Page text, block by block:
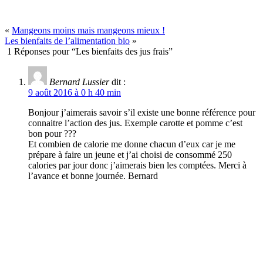
« Mangeons moins mais mangeons mieux !
Les bienfaits de l’alimentation bio »
1 Réponses pour “Les bienfaits des jus frais”
Bernard Lussier dit :
9 août 2016 à 0 h 40 min
Bonjour j’aimerais savoir s’il existe une bonne référence pour
connaitre l’action des jus. Exemple carotte et pomme c’est
bon pour ???
Et combien de calorie me donne chacun d’eux car je me
prépare à faire un jeune et j’ai choisi de consommé 250
calories par jour donc j’aimerais bien les comptées. Merci à
l’avance et bonne journée. Bernard